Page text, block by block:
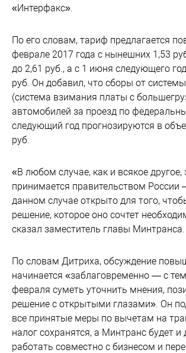
«Интерфакс».
По его словам, тариф предлагается
феврале 2017 года с нынешних 1,53
до 2,61 руб., а с 1 июня следующего
руб. Он добавил, что сборы от
(система взимания платы с
автомобилей за проезд по
следующий год прогнозируются в
руб.
«В любом случае, как и всякое другое,
принимается правительством России
данном случае открыто для того,
решение, которое оно сочтет
сказал заместитель главы Минтранса.
​По словам Дитриха, обсуждение
начинается «заблаговременно — с
февраля суметь уточнить мнения,
решение с открытыми глазами». Он
все принятые меры по вычетам на
налог сохранятся, а Минтранс будет
работать совместно с бизнесом и